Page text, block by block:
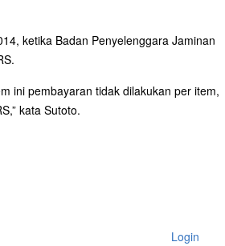
ketika Badan Penyelenggara Jaminan
ini pembayaran tidak dilakukan per item,
kata Sutoto.
Login